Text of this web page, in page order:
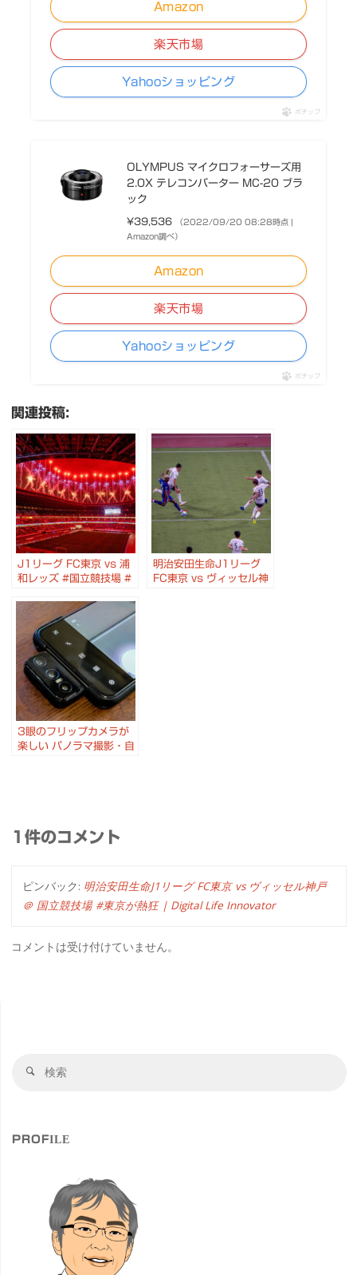
Amazon
楽天市場
Yahooショッピング
ポチップ
OLYMPUS マイクロフォーサーズ用
2.0X テレコンバーター MC-20 ブラ
ック
¥39,536
（2022/09/20 08:28時点 |
Amazon調べ）
Amazon
楽天市場
Yahooショッピング
ポチップ
関連投稿:
J1リーグ FC東京 vs 浦
和レッズ #国立競技場 #
#FRUITSZIPPER
明治安田生命J1リーグ
FC東京 vs ヴィッセル神
3眼のフリップカメラが
楽しい パノラマ撮影・自
1件のコメント
ピンバック: 明治安田生命J1リーグ FC東京 vs ヴィッセル神戸
＠ 国立競技場 #東京が熱狂 | Digital Life Innovator
コメントは受け付けていません。
検
PROFILE